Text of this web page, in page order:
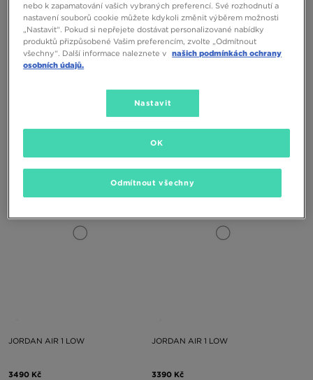
JORDAN AIR 1 MID
3490 Kč
JORDAN AIR 1 LOW
3490 Kč
JORDAN AIR 1 LOW
3390 Kč
nebo k zapamatování vašich vybraných preferencí. Své rozhodnutí a
nastavení souborů cookie můžete kdykoli změnit výběrem možnosti
„Nastavit“. Pokud si nepřejete dostávat personalizované nabídky
produktů přizpůsobené Vašim preferencím, zvolte „Odmítnout
všechny“. Další informace naleznete v našich podmínkách ochrany
osobních údajů.
Nastavit
Odmítnout všechny
OK